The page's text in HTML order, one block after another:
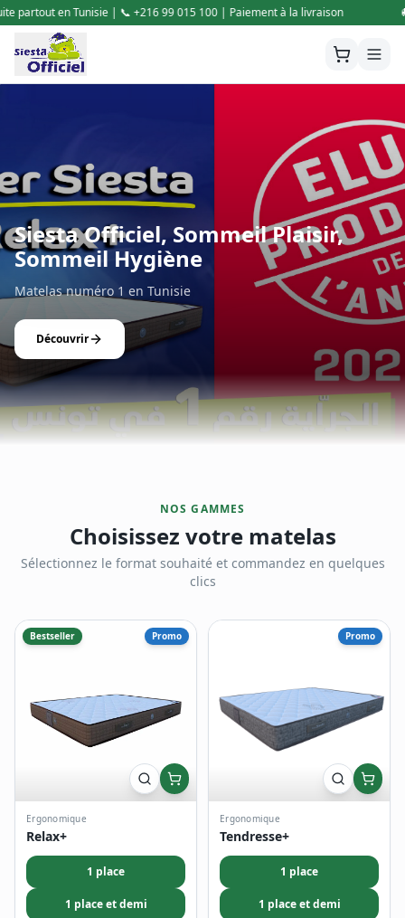
| Paiement à la livraison 🚚 Livraison gratuite partout en Tunisie |
Siesta Officiel, Sommeil Plaisir,
Sommeil Hygiène
Matelas numéro 1 en Tunisie
Découvrir
NOS GAMMES
Choisissez votre matelas
Sélectionnez le format souhaité et commandez en quelques
clics
Bestseller Promo
Ergonomique
Relax+
1 place
1 place et demi
Promo
Ergonomique
Tendresse+
1 place
1 place et demi